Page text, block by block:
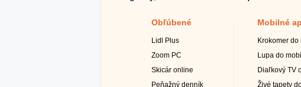
Obľúbené
Lidl Plus
Zoom PC
Skicár online
Peňažný denník
Mobilné
Krokomer do
Lupa do
Diaľkový TV
Živé tapety